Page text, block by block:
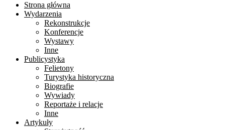
Strona główna
Wydarzenia
Rekonstrukcje
Konferencje
Wystawy
Inne
Publicystyka
Felietony
Turystyka historyczna
Biografie
Wywiady
Reportaże i relacje
Inne
Artykuły